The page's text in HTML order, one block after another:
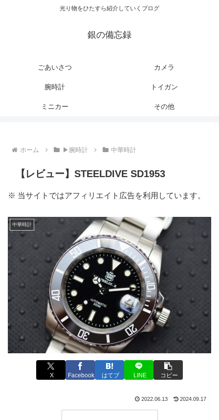
光り物をひたすら紹介していくブログ
銀の備忘録
ごあいさつ カメラ
腕時計 トイガン
ミニカー その他
ホーム ▶腕時計 中華時計
【レビュー】STEELDIVE SD1953
※ 当サイトではアフィリエイト広告を利用しています。
中華時計
X Facebook はてブ LINE コピー
2022.06.13 2024.09.17